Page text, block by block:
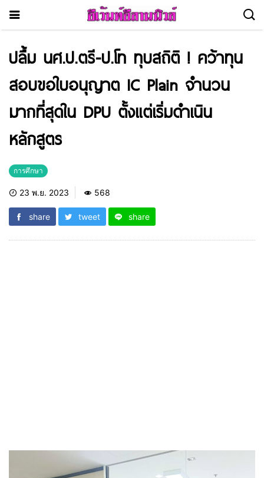
ปลื้ม นศ.ป.ตรี-ป.โท ทุบสถิติ ! คว้าทุน
สอบขอใบอนุญาต IC Plain จำนวน
มากที่สุดใน DPU ตั้งแต่เริ่มดำเนิน
หลักสูตร
การศึกษา
23 พ.ย. 2023 568
share tweet share